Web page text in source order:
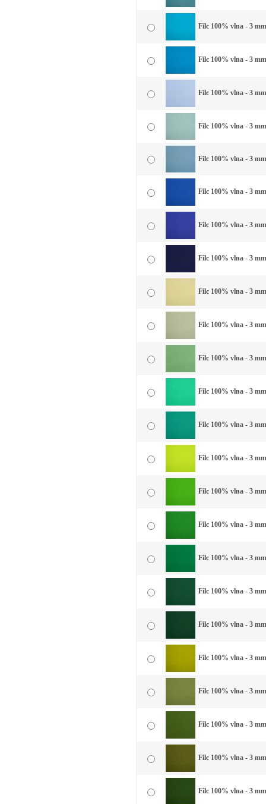
Filc 100% vlna - 3
Filc 100% vlna - 3
Filc 100% vlna - 3
Filc 100% vlna - 3
Filc 100% vlna - 3
Filc 100% vlna - 3
Filc 100% vlna - 3
Filc 100% vlna - 3
Filc 100% vlna - 3
Filc 100% vlna - 3
Filc 100% vlna - 3
Filc 100% vlna - 3
Filc 100% vlna - 3
Filc 100% vlna - 3
Filc 100% vlna - 3
Filc 100% vlna - 3
Filc 100% vlna - 3
Filc 100% vlna - 3
Filc 100% vlna - 3
Filc 100% vlna - 3
Filc 100% vlna - 3
Filc 100% vlna - 3
Filc 100% vlna - 3
Filc 100% vlna - 3